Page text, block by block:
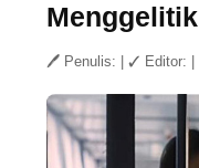
Menggelitik
🖊 Penulis: ✓ Editor: